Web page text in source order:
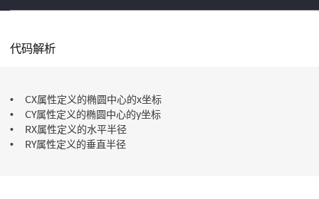
代码解析
CX属性定义的椭圆中心的x坐标
CY属性定义的椭圆中心的y坐标
RX属性定义的水平半径
RY属性定义的垂直半径